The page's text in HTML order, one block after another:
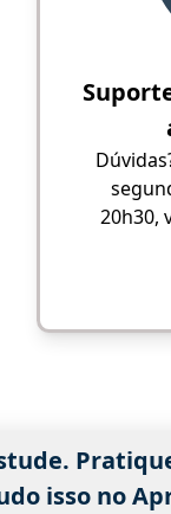
20h30,
isso no